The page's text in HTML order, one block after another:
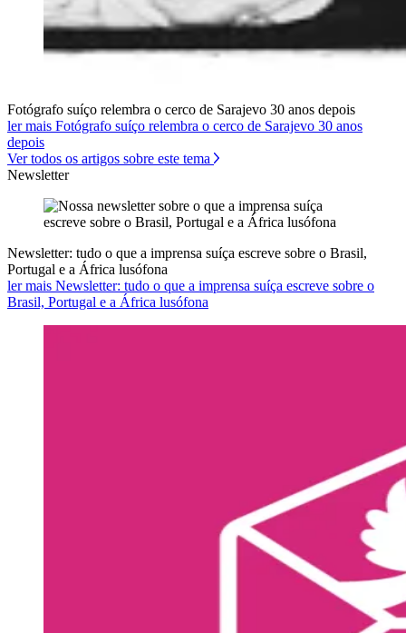
Fotógrafo suíço relembra o cerco de Sarajevo 30 anos depois
ler mais Fotógrafo suíço relembra o cerco de Sarajevo 30 anos
depois
Ver todos os artigos sobre este tema
Newsletter
Newsletter: tudo o que a imprensa suíça escreve sobre o Brasil,
Portugal e a África lusófona
ler mais Newsletter: tudo o que a imprensa suíça escreve sobre o
Brasil, Portugal e a África lusófona